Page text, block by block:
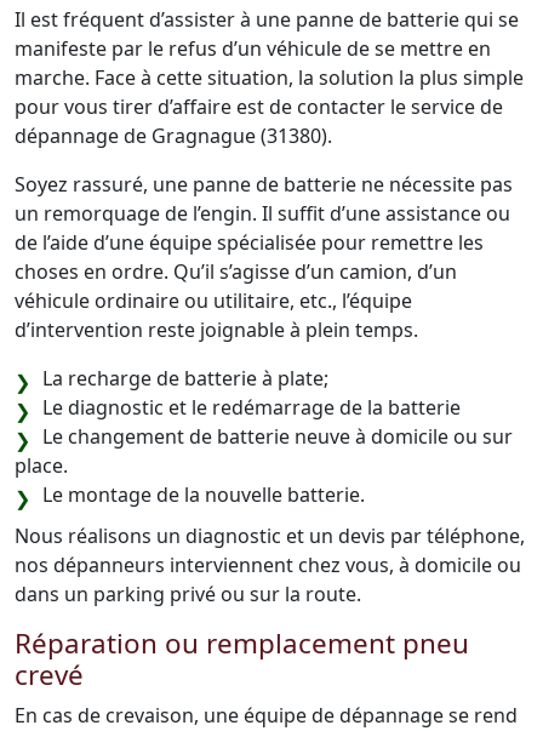
Il est fréquent d’assister à une panne de batterie qui se
manifeste par le refus d’un véhicule de se mettre en
marche. Face à cette situation, la solution la plus simple
pour vous tirer d’affaire est de contacter le service de
dépannage de Gragnague (31380).
Soyez rassuré, une panne de batterie ne nécessite pas
un remorquage de l’engin. Il suffit d’une assistance ou
de l’aide d’une équipe spécialisée pour remettre les
choses en ordre. Qu’il s’agisse d’un camion, d’un
véhicule ordinaire ou utilitaire, etc., l’équipe
d’intervention reste joignable à plein temps.
La recharge de batterie à plate;
Le diagnostic et le redémarrage de la batterie
Le changement de batterie neuve à domicile ou sur
place.
Le montage de la nouvelle batterie.
Nous réalisons un diagnostic et un devis par téléphone,
nos dépanneurs interviennent chez vous, à domicile ou
dans un parking privé ou sur la route.
Réparation ou remplacement pneu
crevé
En cas de crevaison, une équipe de dépannage se rend